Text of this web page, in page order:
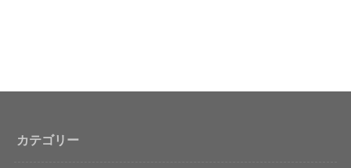
カテゴリー